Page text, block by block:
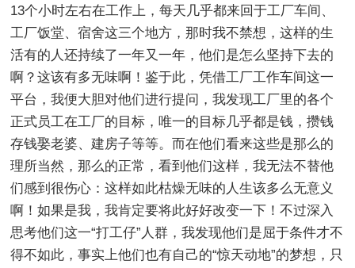
13个小时左右在工作上，每天几乎都来回于工厂车间、
工厂饭堂、宿舍这三个地方，那时我不禁想，这样的生
活有的人还持续了一年又一年，他们是怎么坚持下去的
啊？这该有多无味啊！鉴于此，凭借工厂工作车间这一
平台，我便大胆对他们进行提问，我发现工厂里的各个
正式员工在工厂的目标，唯一的目标几乎都是钱，攒钱
存钱娶老婆、建房子等等。而在他们看来这些是那么的
理所当然，那么的正常，看到他们这样，我无法不替他
们感到很伤心：这样如此枯燥无味的人生该多么无意义
啊！如果是我，我肯定要将此好好改变一下！不过深入
思考他们这一“打工仔”人群，我发现他们是屈于条件才不
得不如此，事实上他们也有自己的“惊天动地”的梦想，只